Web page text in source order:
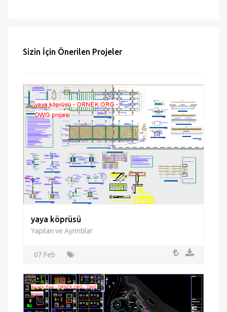
Sizin İçin Önerilen Projeler
yaya köprüsü
Yapıları ve Ayrıntılar
07 Feb